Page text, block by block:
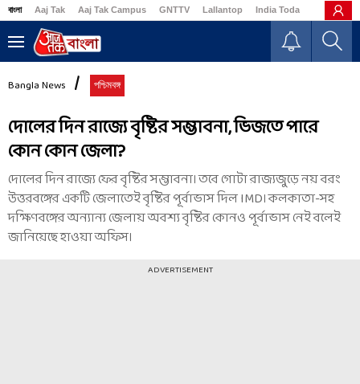
বাংলা Aaj Tak Aaj Tak Campus GNTTV Lallantop India Today Business
Bangla News পশ্চিমবঙ্গ
দোলের দিন রাজ্যে বৃষ্টির সম্ভাবনা, ভিজতে পারে
কোন কোন জেলা?
দোলের দিন রাজ্যে ফের বৃষ্টির সম্ভাবনা। তবে গোটা রাজ্যজুড়ে নয় বরং
উত্তরবঙ্গের একটি জেলাতেই বৃষ্টির পূর্বাভাস দিল IMD। কলকাতা-সহ
দক্ষিণবঙ্গের অন্যান্য জেলায় অবশ্য বৃষ্টির কোনও পূর্বাভাস নেই বলেই
জানিয়েছে হাওয়া অফিস।
ADVERTISEMENT